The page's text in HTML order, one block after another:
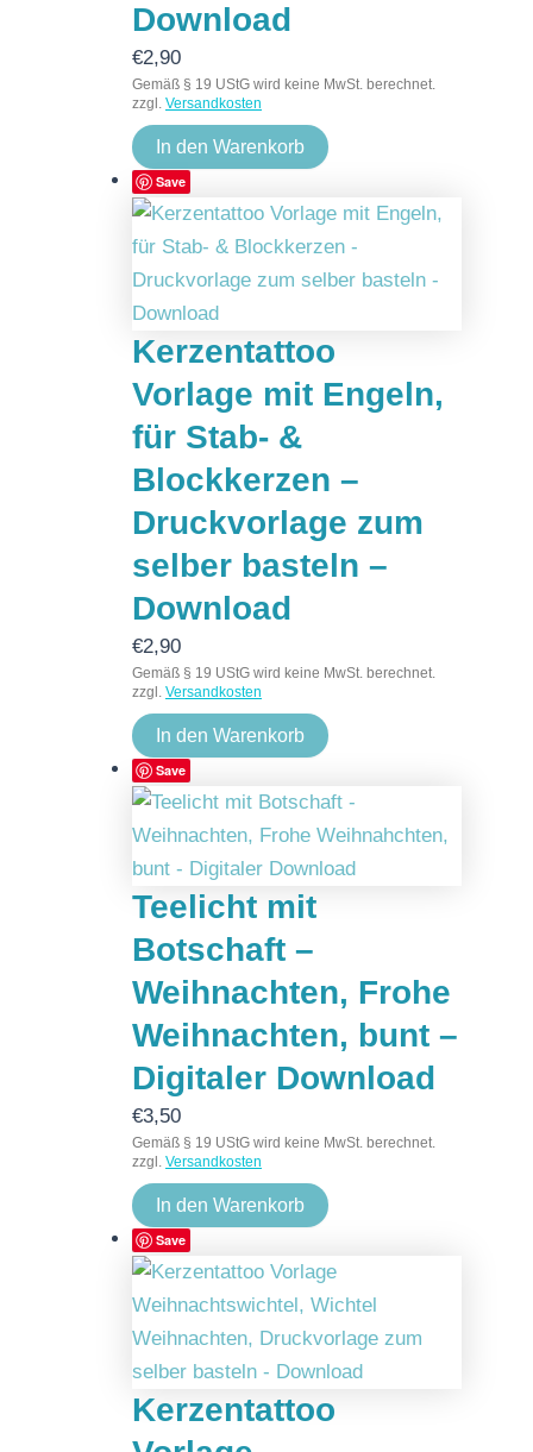
Download
€2,90
Gemäß § 19 UStG wird keine MwSt. berechnet.
zzgl. Versandkosten
In den Warenkorb
Save
Kerzentattoo
Vorlage mit Engeln,
für Stab- &
Blockkerzen –
Druckvorlage zum
selber basteln –
Download
€2,90
Gemäß § 19 UStG wird keine MwSt. berechnet.
zzgl. Versandkosten
In den Warenkorb
Save
Teelicht mit
Botschaft –
Weihnachten, Frohe
Weihnachten, bunt –
Digitaler Download
€3,50
Gemäß § 19 UStG wird keine MwSt. berechnet.
zzgl. Versandkosten
In den Warenkorb
Save
Kerzentattoo